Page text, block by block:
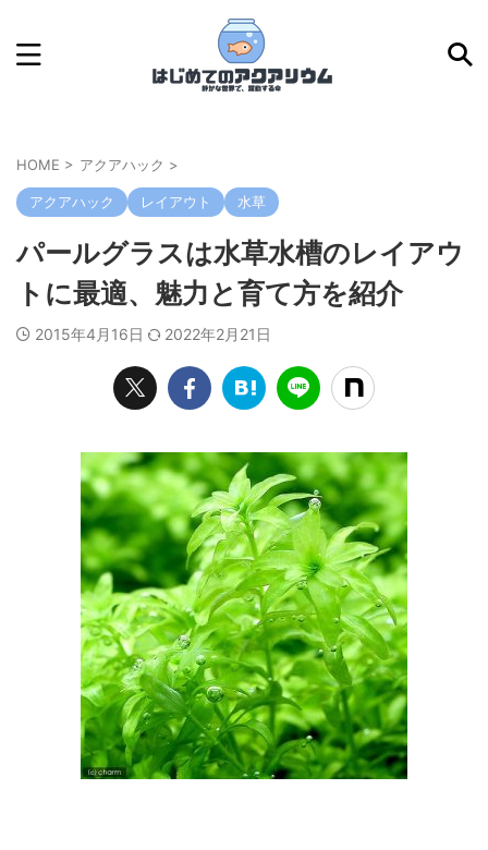
HOME > アクアハック >
アクアハック レイアウト 水草
パールグラスは水草水槽のレイアウ
トに最適、魅力と育て方を紹介
2015年4月16日 2022年2月21日